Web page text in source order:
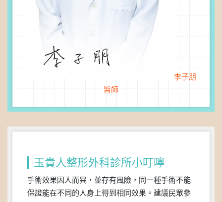
李子朋
醫師
玉貴人整形外科診所小叮嚀
手術效果因人而異，並存有風險，同一種手術不能
保證能在不同的人身上得到相同效果。建議民眾參